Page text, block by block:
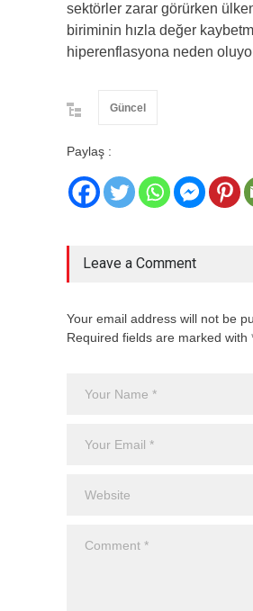
sektörler zarar görürken
biriminin hızla değer
hiperenflasyona neden
Güncel
Paylaş :
Leave a Comment
Your email address will not be
Required fields are marked with